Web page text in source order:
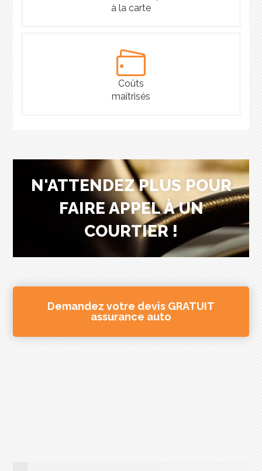
à la carte
Coûts
maîtrisés
N'ATTENDEZ PLUS POUR
FAIRE APPEL À UN
COURTIER !
Demandez votre devis GRATUIT
assurance auto